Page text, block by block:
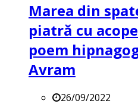
Marea din
piatră cu
poem
Avram
26/09/2022